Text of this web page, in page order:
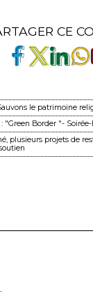
CE
le patrimoine
"Green Border "-
plusieurs projets de